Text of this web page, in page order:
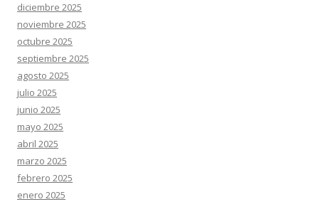
diciembre 2025
noviembre 2025
octubre 2025
septiembre 2025
agosto 2025
julio 2025
junio 2025
mayo 2025
abril 2025
marzo 2025
febrero 2025
enero 2025